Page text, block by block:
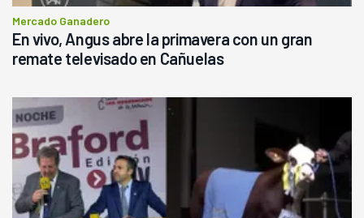
Mercado Ganadero
En vivo, Angus abre la primavera con un gran
remate televisado en Cañuelas